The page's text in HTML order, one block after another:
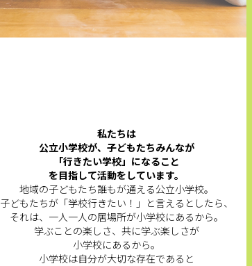
私たちは
公立小学校が、子どもたちみんなが
「行きたい学校」になること
を目指して活動をしています。
地域の子どもたち誰もが通える公立小学校。
子どもたちが「学校行きたい！」と言えるとしたら、
それは、一人一人の居場所が小学校にあるから。
学ぶことの楽しさ、共に学ぶ楽しさが
小学校にあるから。
小学校は自分が大切な存在であると